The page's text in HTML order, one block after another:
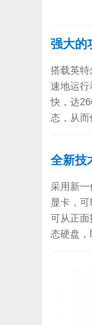
强大的
搭载英
速地运行
快，达
态，从而
全新技
采用新
显卡，
可从正
态硬盘，